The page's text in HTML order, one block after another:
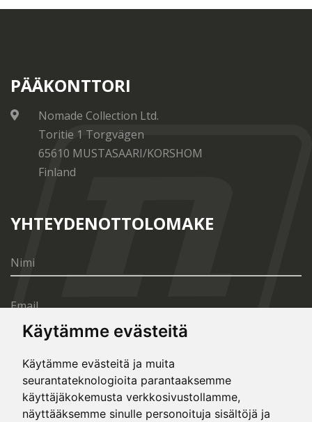
Käytämme evästeitä
Käytämme evästeitä ja muita
seurantateknologioita parantaaksemme
käyttäjäkokemusta verkkosivustollamme,
näyttääksemme sinulle personoituja sisältöjä ja
PÄÄKONTTORI
Nomade Collection Ltd.
Toritie 1 Torgvägen
65610 MUSTASAARI/KORSHOM
Finland
YHTEYDENOTTOLOMAKE
LÄHETÄ